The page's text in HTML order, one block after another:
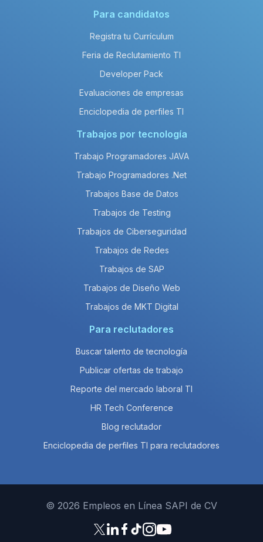
Para candidatos
Registra tu Currículum
Feria de Reclutamiento TI
Developer Pack
Evaluaciones de empresas
Enciclopedia de perfiles TI
Trabajos por tecnología
Trabajo Programadores JAVA
Trabajo Programadores .Net
Trabajos Base de Datos
Trabajos de Testing
Trabajos de Ciberseguridad
Trabajos de Redes
Trabajos de SAP
Trabajos de Diseño Web
Trabajos de MKT Digital
Para reclutadores
Buscar talento de tecnología
Publicar ofertas de trabajo
Reporte del mercado laboral TI
HR Tech Conference
Blog reclutador
Enciclopedia de perfiles TI para reclutadores
© 2026 Empleos en Línea SAPI de CV